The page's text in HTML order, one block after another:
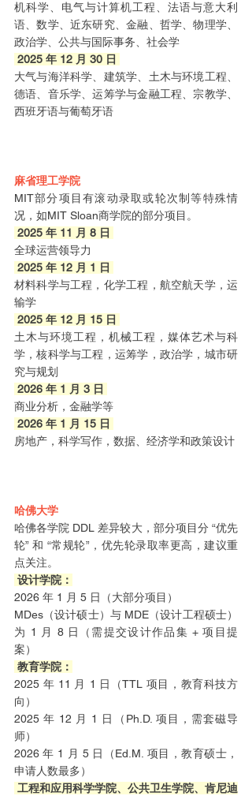
机科学、电气与计算机工程、法语与意大利
语、数学、近东研究、金融、哲学、物理学、
政治学、公共与国际事务、社会学
2025 年 12 月 30 日
大气与海洋科学、建筑学、土木与环境工程、
德语、音乐学、运筹学与金融工程、宗教学、
西班牙语与葡萄牙语
麻省理工学院
MIT部分项目有滚动录取或轮次制等特殊情
况，如MIT Sloan商学院的部分项目。
2025 年 11 月 8 日
全球运营领导力
2025 年 12 月 1 日
材料科学与工程，化学工程，航空航天学，运
输学
2025 年 12 月 15 日
土木与环境工程，机械工程，媒体艺术与科
学，核科学与工程，运筹学，政治学，城市研
究与规划
2026 年 1 月 3 日
商业分析，金融学等
2026 年 1 月 15 日
房地产，科学写作，数据、经济学和政策设计
哈佛大学
哈佛各学院 DDL 差异较大，部分项目分 “优先
轮” 和 “常规轮”，优先轮录取率更高，建议重
点关注。
设计学院：
2026 年 1 月 5 日（大部分项目）
MDes（设计硕士）与 MDE（设计工程硕士）
为 1 月 8 日（需提交设计作品集 + 项目提
案）
教育学院：
2025 年 11 月 1 日（TTL 项目，教育科技方
向）
2025 年 12 月 1 日（Ph.D. 项目，需套磁导
师）
2026 年 1 月 5 日（Ed.M. 项目，教育硕士，
申请人数最多）
工程和应用科学学院、公共卫生学院、肯尼迪